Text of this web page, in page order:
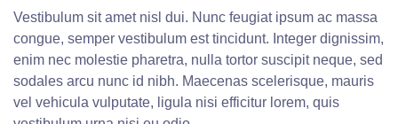
Vestibulum sit amet nisl dui. Nunc feugiat ipsum ac massa
congue, semper vestibulum est tincidunt. Integer dignissim,
enim nec molestie pharetra, nulla tortor suscipit neque, sed
sodales arcu nunc id nibh. Maecenas scelerisque, mauris
vel vehicula vulputate, ligula nisi efficitur lorem, quis